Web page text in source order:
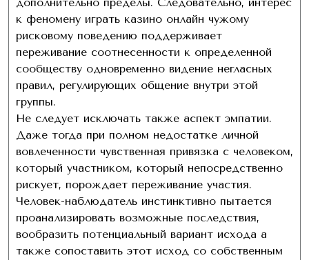
к феномену играть казино онлайн чужому
рисковому поведению поддерживает
переживание соотнесенности к определенной
сообществу одновременно видение негласных
правил, регулирующих общение внутри этой
группы.
Не следует исключать также аспект эмпатии.
Даже тогда при полном недостатке личной
вовлеченности чувственная привязка с человеком,
который участником, который непосредственно
рискует, порождает переживание участия.
Человек-наблюдатель инстинктивно пытается
проанализировать возможные последствия,
вообразить потенциальный вариант исхода а
также сопоставить этот исход со собственным